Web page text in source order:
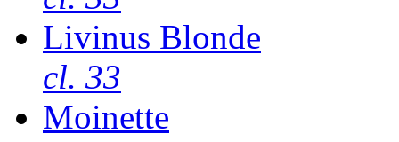
Livinus Blonde
cl. 33
Moinette